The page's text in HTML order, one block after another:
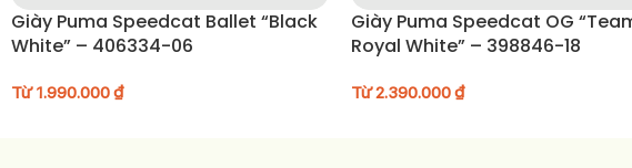
Giày Puma Speedcat Ballet “Black
White” – 406334-06
Từ1.990.000₫
Giày Puma Speedcat OG
Royal White” – 398846-18
Từ2.390.000₫